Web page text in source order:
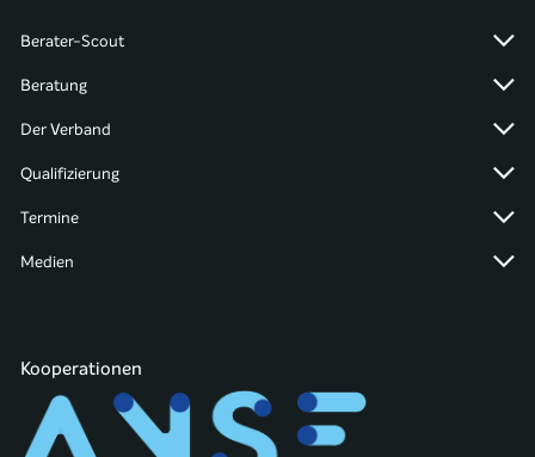
Berater-Scout
Beratung
Der Verband
Qualifizierung
Termine
Medien
Kooperationen